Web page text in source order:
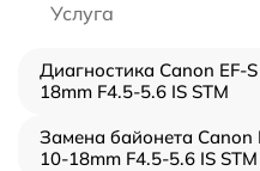
Услуга
Диагностика Canon EF-
18mm F4.5-5.6 IS STM
Замена байонета Canon
10-18mm F4.5-5.6 IS STM